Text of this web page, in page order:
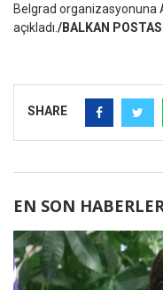
Belgrad organizasyonuna
açıkladı. /BALKAN POSTASI
SHARE
EN SON